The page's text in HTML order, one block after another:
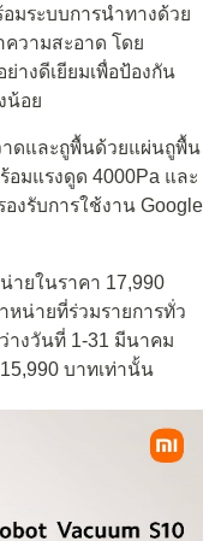
อมระบบการนำทางด้วย
ความสะอาด โดย
างดีเยียมเพื่อป้องกัน
น้อย
าดและถูพื้นด้วยแผ่นถูพื้น
มแรงดูด 4000Pa และ
งรับการใช้งาน Google
ายในราคา 17,990
หน่ายที่ร่วมรายการทั่ว
างวันที่ 1-31 มีนาคม
บาทเท่านั้น